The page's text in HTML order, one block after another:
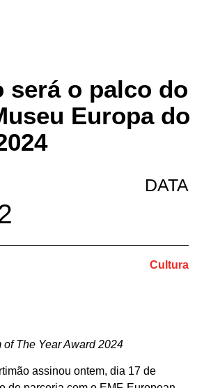
será o palco do
Europa do
DATA
Cultura
The Year Award 2024
assinou ontem, dia 17 de